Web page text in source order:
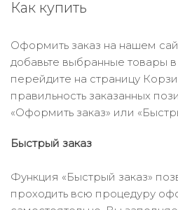
Как купить
Оформить заказ на нашем
добавьте выбранные товары в
перейдите на страницу
правильность заказанных
«Оформить заказ» или
Быстрый заказ
Функция «Быстрый заказ»
проходить всю процедуру